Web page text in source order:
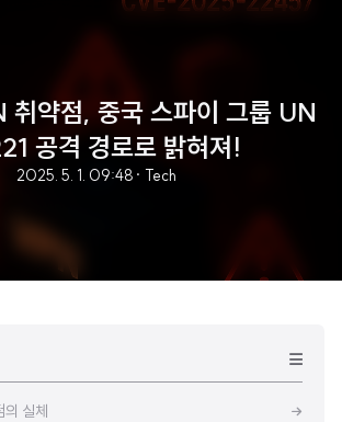
약점, 중국 스파이 그룹 UN
공격 경로로 밝혀져!
2025. 5. 1. 09:48 · Tech
실체